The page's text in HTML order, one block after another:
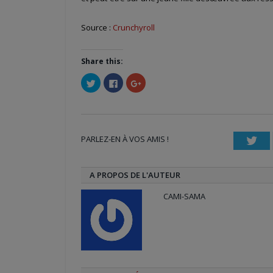
Source : Crunchyroll
Share this:
Cliquez
pour
partager
fenêtre)
Cliquez
pour
partager
fenêtre)
Cliquez
pour
nouvelle
PARLEZ-EN À VOS AMIS !
A PROPOS DE L'AUTEUR
CAMI-SAMA